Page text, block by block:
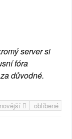
server si
fóra
důvodné.
oblíbené